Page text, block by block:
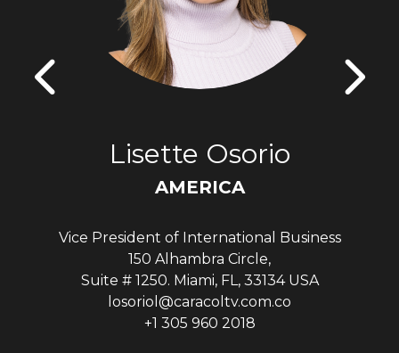
Lisette Osorio
AMERICA
Vice President of International Business
150 Alhambra Circle,
Suite # 1250. Miami, FL, 33134 USA
losoriol@caracoltv.com.co
+1 305 960 2018